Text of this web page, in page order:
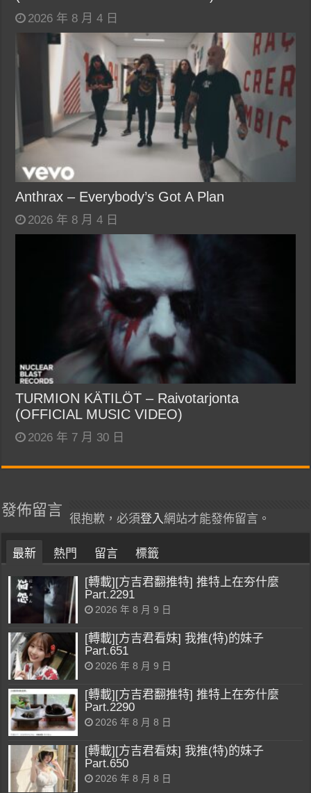
2026 年 8 月 4 日
Anthrax – Everybody’s Got A Plan
2026 年 8 月 4 日
TURMION KÄTILÖT – Raivotarjonta
(OFFICIAL MUSIC VIDEO)
2026 年 7 月 30 日
發佈留言
很抱歉，必須登入 網站才能發佈留言。
最新 熱門 留言 標籤
[轉載][方吉君翻推特] 推特上在夯什麼
Part.2291
2026 年 8 月 9 日
[轉載][方吉君看妹] 我推(特)的妹子
Part.651
2026 年 8 月 9 日
[轉載][方吉君翻推特] 推特上在夯什麼
Part.2290
2026 年 8 月 8 日
[轉載][方吉君看妹] 我推(特)的妹子
Part.650
2026 年 8 月 8 日